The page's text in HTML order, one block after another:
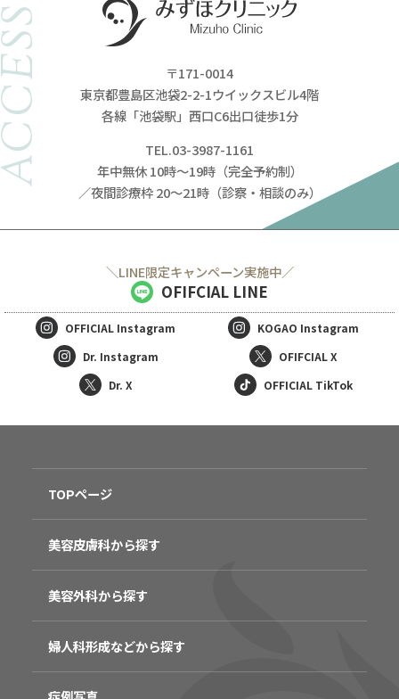
〒171-0014
東京都豊島区池袋2-2-1ウイックスビル4階
各線「池袋駅」西口C6出口徒歩1分
TEL.03-3987-1161
年中無休 10時～19時（完全予約制）
／夜間診療枠 20～21時（診察・相談のみ）
＼LINE限定キャンペーン実施中／
OFIFCIAL LINE
OFFICIAL Instagram KOGAO Instagram
Dr. Instagram
OFIFCIAL X
Dr. X
OFFICIAL TikTok
TOPページ
美容皮膚科から探す
美容外科から探す
婦人科形成などから探す